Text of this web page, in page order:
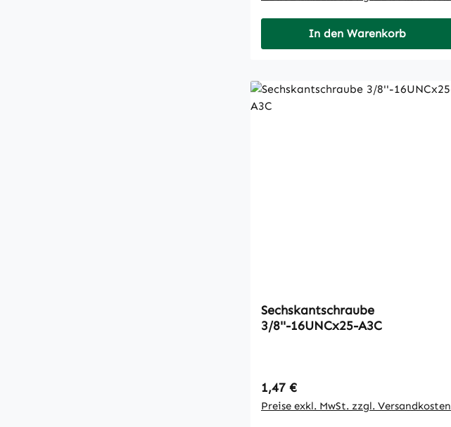
In den Warenkorb
Sechskantschraube
3/8''-16UNCx25-A3C
Regulärer Preis:
1,47 €
Preise exkl. MwSt. zzgl. Versandkosten